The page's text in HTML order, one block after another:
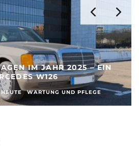
NACHLÄSSIGKEIT WIRD
MAN SICH NICHT UM DIE
KÜMMERT (W126)
ALLGEMEIN DER W126 HEUTE
WARTUNG UND PFLEGE